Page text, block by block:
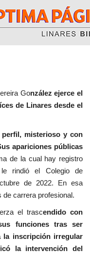
González ejerce el
de Linares desde el
misterioso y con
apariciones públicas
de la cual hay registro
rindió el Colegio de
de 2022. En esa
carrera profesional.
el trascendido con
funciones tras ser
la inscripción irregular
la intervención del